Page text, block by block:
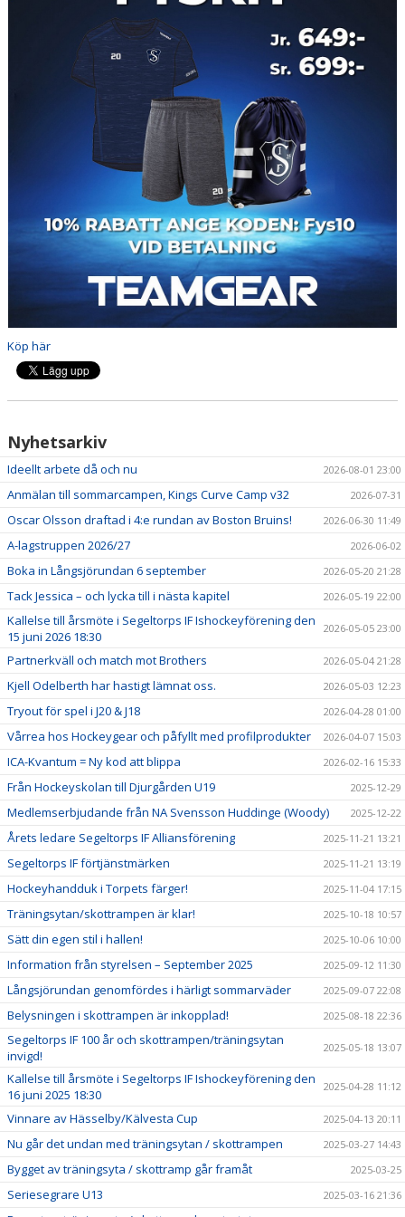
CAFÉ SEGLET
FÖR SPELARE & ANHÖRIGA
MEDLEMSFÖRMÅNER
BINGOLOTTER
MEDLEMSDAGAR PÅ HOCKEYGEAR
Köp här
Nyhetsarkiv
Ideellt arbete då och nu 2026-08-01 23:00
Anmälan till sommarcampen, Kings Curve Camp v32 2026-07-31
Oscar Olsson draftad i 4:e rundan av Boston Bruins! 2026-06-30 11:49
A-lagstruppen 2026/27 2026-06-02
Boka in Långsjörundan 6 september 2026-05-20 21:28
Tack Jessica – och lycka till i nästa kapitel 2026-05-19 22:00
Kallelse till årsmöte i Segeltorps IF Ishockeyförening den
15 juni 2026 18:30
2026-05-05 23:00
Partnerkväll och match mot Brothers 2026-05-04 21:28
Kjell Odelberth har hastigt lämnat oss. 2026-05-03 12:23
Tryout för spel i J20 & J18 2026-04-28 01:00
Vårrea hos Hockeygear och påfyllt med profilprodukter 2026-04-07 15:03
ICA-Kvantum = Ny kod att blippa 2026-02-16 15:33
Från Hockeyskolan till Djurgården U19 2025-12-29
Medlemserbjudande från NA Svensson Huddinge (Woody) 2025-12-22
Årets ledare Segeltorps IF Alliansförening 2025-11-21 13:21
Segeltorps IF förtjänstmärken 2025-11-21 13:19
Hockeyhandduk i Torpets färger! 2025-11-04 17:15
Träningsytan/skottrampen är klar! 2025-10-18 10:57
Sätt din egen stil i hallen! 2025-10-06 10:00
Information från styrelsen – September 2025 2025-09-12 11:30
Långsjörundan genomfördes i härligt sommarväder 2025-09-07 22:08
Belysningen i skottrampen är inkopplad! 2025-08-18 22:36
Segeltorps IF 100 år och skottrampen/träningsytan
invigd!
2025-05-18 13:07
Kallelse till årsmöte i Segeltorps IF Ishockeyförening den
16 juni 2025 18:30
2025-04-28 11:12
Vinnare av Hässelby/Kälvesta Cup 2025-04-13 20:11
Nu går det undan med träningsytan / skottrampen 2025-03-27 14:43
Bygget av träningsyta / skottramp går framåt 2025-03-25
Seriesegrare U13 2025-03-16 21:36